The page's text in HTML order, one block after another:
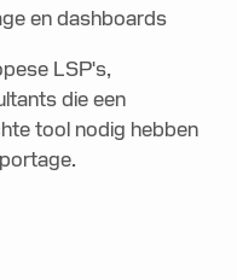
en dashboards
LSP's,
die een
tool nodig hebben